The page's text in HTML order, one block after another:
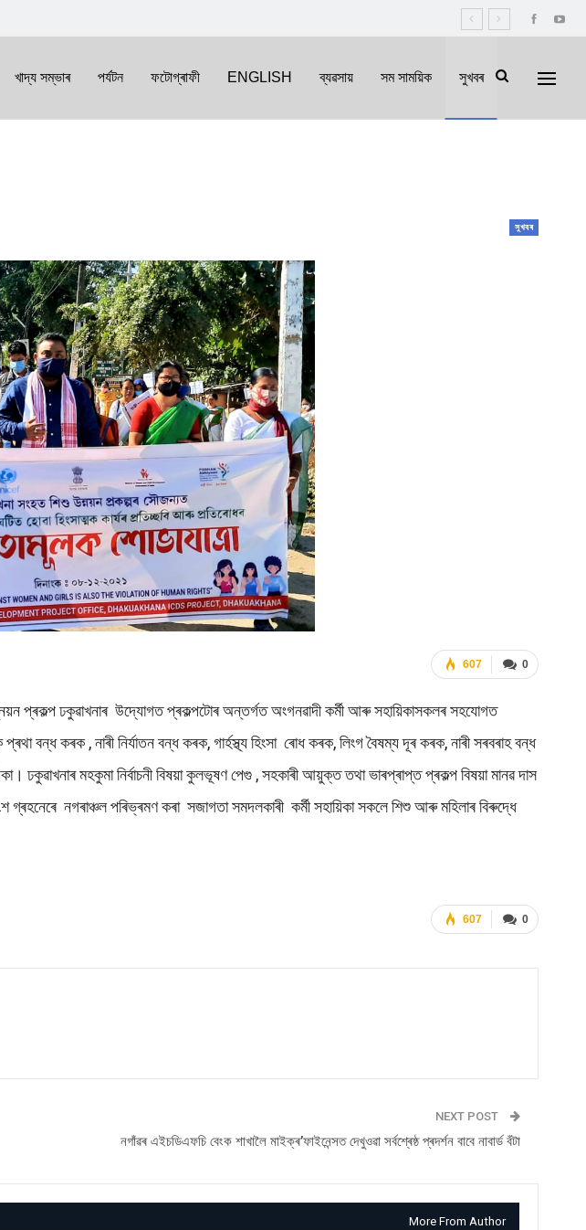
খাদ্য সম্ভাৰ পৰ্যটন ফটোগ্ৰাফী ENGLISH ব্যৱসায় সম সাময়িক সুখবৰ
সুখবৰ
0
607
উন্নয়ন প্ৰকল্প ঢকুৱাখনাৰ উদ্যোগত প্ৰকল্পটোৰ অন্তৰ্গত অংগনৱাদী কৰ্মী আৰু সহায়িকাসকলৰ সহযোগত
বন্ধ কৰক , নাৰী নিৰ্যাতন বন্ধ কৰক, গাৰ্হস্থ্য হিংসা ৰোধ কৰক, লিংগ বৈষম্য দূৰ কৰক, নাৰী সৰবৰাহ বন্ধ
ঢকুৱাখনাৰ মহকুমা নিৰ্বাচনী বিষয়া কুলভূষণ পেগু , সহকাৰী আয়ুক্ত তথা ভাৰপ্ৰাপ্ত প্ৰকল্প বিষয়া মানৱ দাস
নগৰাঞ্চল পৰিভ্ৰমণ কৰা সজাগতা সমদলকাৰী কৰ্মী সহায়িকা সকলে শিশু আৰু মহিলাৰ বিৰুদ্ধে
0
607
NEXT POST
নগাঁৱৰ এইচডিএফচি বেংক শাখালৈ মাইক্ৰ’ফাইনেন্সত দেখুওৱা সৰ্বশ্ৰেষ্ঠ প্ৰদৰ্শন বাবে নাবাৰ্ড বঁটা
More From Author